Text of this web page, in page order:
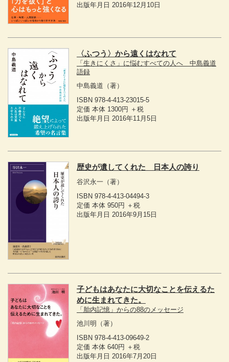
出版年月日 2016年12月10日
〈ふつう〉から遠くはなれて
「生きにくさ」に悩むすべての人へ 中島義道
語録
中島義道 （著）
ISBN 978-4-413-23015-5
定価 本体 1300円 ＋税
出版年月日 2016年11月5日
歴史が遺してくれた 日本人の誇り
谷沢永一 （著）
ISBN 978-4-413-04494-3
定価 本体 950円 ＋税
出版年月日 2016年9月15日
子どもはあなたに大切なことを伝えるた
めに生まれてきた。
「胎内記憶」からの88のメッセージ
池川明
（著）
ISBN 978-4-413-09649-2
定価 本体 640円 ＋税
出版年月日 2016年7月20日